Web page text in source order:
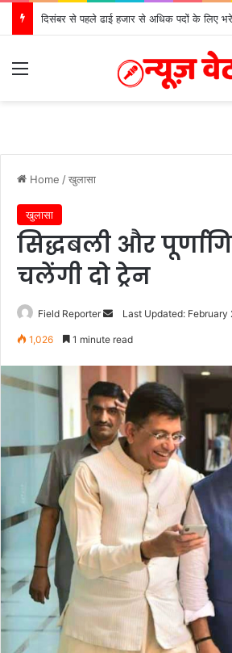
दिसंबर से पहले ढाई हजार से अधिक पदों के लिए भरे
Menu
Home /खुलासा
खुलासा
सिद्धबली और
चलेंगी दो ट्रेन
Field Reporter
SendLast Updated: February
1,026 1 minute read